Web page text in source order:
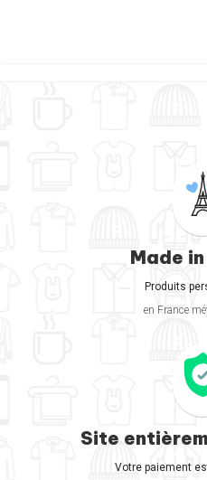
Made
Produits
en France
Site
Votre paiement